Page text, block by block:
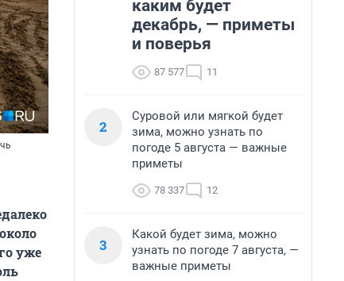
уже
каким будет
декабрь, — приметы
и поверья
87 577 11
2
Суровой или мягкой будет
зима, можно узнать по
погоде 5 августа — важные
приметы
78 337 12
3
Какой будет зима, можно
узнать по погоде 7 августа, —
важные приметы